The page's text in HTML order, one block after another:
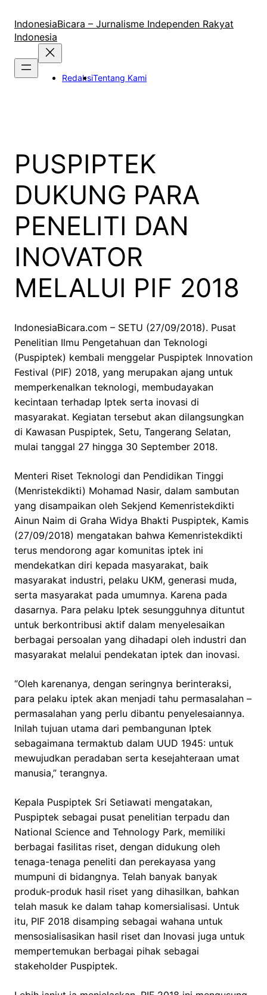
konten
IndonesiaBicara – Jurnalisme Independen Rakyat
Indonesia
RedaksiTentang Kami
PUSPIPTEK
DUKUNG PARA
PENELITI DAN
INOVATOR
MELALUI PIF 2018
IndonesiaBicara.com – SETU (27/09/2018). Pusat
Penelitian Ilmu Pengetahuan dan Teknologi
(Puspiptek) kembali menggelar Puspiptek Innovation
Festival (PIF) 2018, yang merupakan ajang untuk
memperkenalkan teknologi, membudayakan
kecintaan terhadap Iptek serta inovasi di
masyarakat. Kegiatan tersebut akan dilangsungkan
di Kawasan Puspiptek, Setu, Tangerang Selatan,
mulai tanggal 27 hingga 30 September 2018.
Menteri Riset Teknologi dan Pendidikan Tinggi
(Menristekdikti) Mohamad Nasir, dalam sambutan
yang disampaikan oleh Sekjend Kemenristekdikti
Ainun Naim di Graha Widya Bhakti Puspiptek, Kamis
(27/09/2018) mengatakan bahwa Kemenristekdikti
terus mendorong agar komunitas iptek ini
mendekatkan diri kepada masyarakat, baik
masyarakat industri, pelaku UKM, generasi muda,
serta masyarakat pada umumnya. Karena pada
dasarnya. Para pelaku Iptek sesungguhnya dituntut
untuk berkontribusi aktif dalam menyelesaikan
berbagai persoalan yang dihadapi oleh industri dan
masyarakat melalui pendekatan iptek dan inovasi.
“Oleh karenanya, dengan seringnya berinteraksi,
para pelaku iptek akan menjadi tahu permasalahan –
permasalahan yang perlu dibantu penyelesaiannya.
lnilah tujuan utama dari pembangunan Iptek
sebagaimana termaktub dalam UUD 1945: untuk
mewujudkan peradaban serta kesejahteraan umat
manusia,” terangnya.
Kepala Puspiptek Sri Setiawati mengatakan,
Puspiptek sebagai pusat penelitian terpadu dan
National Science and Tehnology Park, memiliki
berbagai fasilitas riset, dengan didukung oleh
tenaga-tenaga peneliti dan perekayasa yang
mumpuni di bidangnya. Telah banyak banyak
produk-produk hasil riset yang dihasilkan, bahkan
telah masuk ke dalam tahap komersialisasi. Untuk
itu, PIF 2018 disamping sebagai wahana untuk
mensosialisasikan hasil riset dan lnovasi juga untuk
mempertemukan berbagai pihak sebagai
stakeholder Puspiptek.